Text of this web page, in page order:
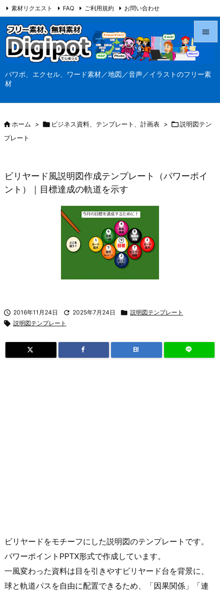
パワポ、エクセル、ワード素材／地図／音声／イラストのフリー素
材




素材リクエスト FAQ ご利用規約 お問い合わせ
当サイト（Digipot.net）について
ホーム >  ビジネス資料、テンプレート、計画表 > 説明図テン
プレート
ビリヤード風説明図作成テンプレート（パワーポイ
ント）｜目標達成の軌道を示す
 2016年11月24日  2025年7月24日  説明図テンプレート
 説明図テンプレート
B!
ビリヤードをモチーフにした説明図のテンプレートです。
パワーポイントPPTX形式で作成しています。
一風変わった資料は目を引きやすビリヤード台を背景に、
球と軌道パスを自由に配置できるため、「因果関係」「連